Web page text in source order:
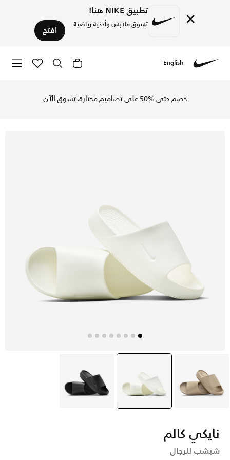
× تطبيق NIKE هنا!
تسوق ملابس وأحذية رياضية افتح
English
خصم حتى %50 على تصاميم مختارة. تسوق الآن
بيج selected
ايفوري أسود
نايكي كالم
شبشب للرجال